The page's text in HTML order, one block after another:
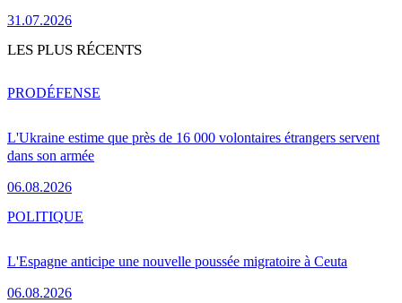
31.07.2026
LES PLUS RÉCENTS
L'Ukraine estime que près de 16 000 volontaires étrangers servent
dans son armée
06.08.2026
PRODÉFENSE
L'Espagne anticipe une nouvelle poussée migratoire à Ceuta
06.08.2026
POLITIQUE